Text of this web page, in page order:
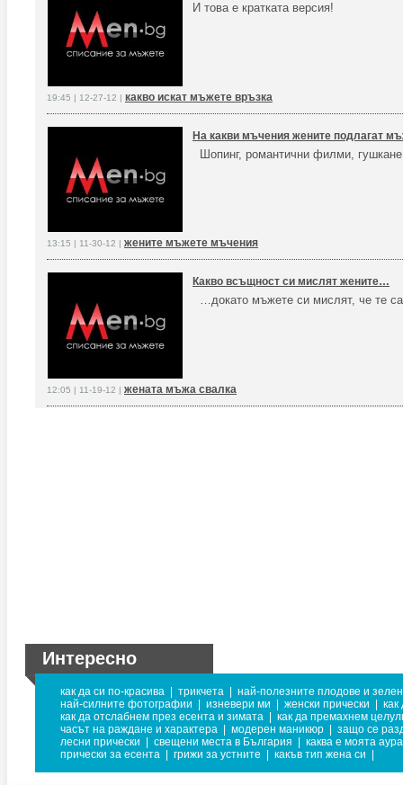
И това е кратката версия!
19:45 | 12-27-12 | какво искат мъжете връзка
На какви мъчения жените подлагат
Шопинг, романтични филми,
13:15 | 11-30-12 | жените мъжете мъчения
Какво всъщност си мислят жените…
…докато мъжете си мислят, че те
12:05 | 11-19-12 | жената мъжа свалка
Интересно
как да си по-красива трикчета
най-полезните плодове и
най-силните фотографии
изневери ми женски прически
как
как да отслабнем през есента и зимата
как да премахнем
часът на раждане и характера
модерен маникюр
защо се
лесни прически
свещени места в България
каква е моята аура
прически за есента
грижи за устните какъв тип жена си